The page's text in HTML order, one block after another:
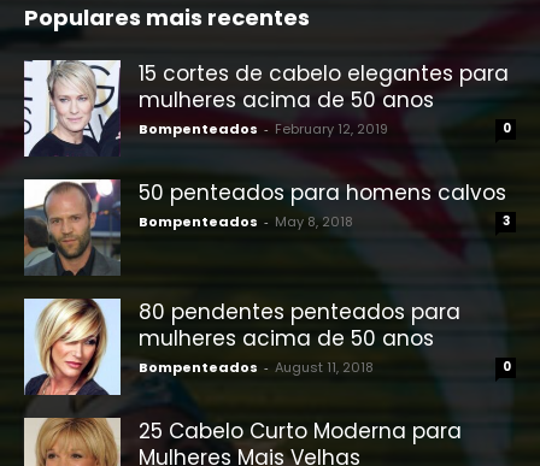
Populares mais recentes
15 cortes de cabelo elegantes para
mulheres acima de 50 anos
Bompenteados - February 12, 2019 0
50 penteados para homens calvos
Bompenteados - May 8, 2018 3
80 pendentes penteados para
mulheres acima de 50 anos
Bompenteados - August 11, 2018 0
25 Cabelo Curto Moderna para
Mulheres Mais Velhas